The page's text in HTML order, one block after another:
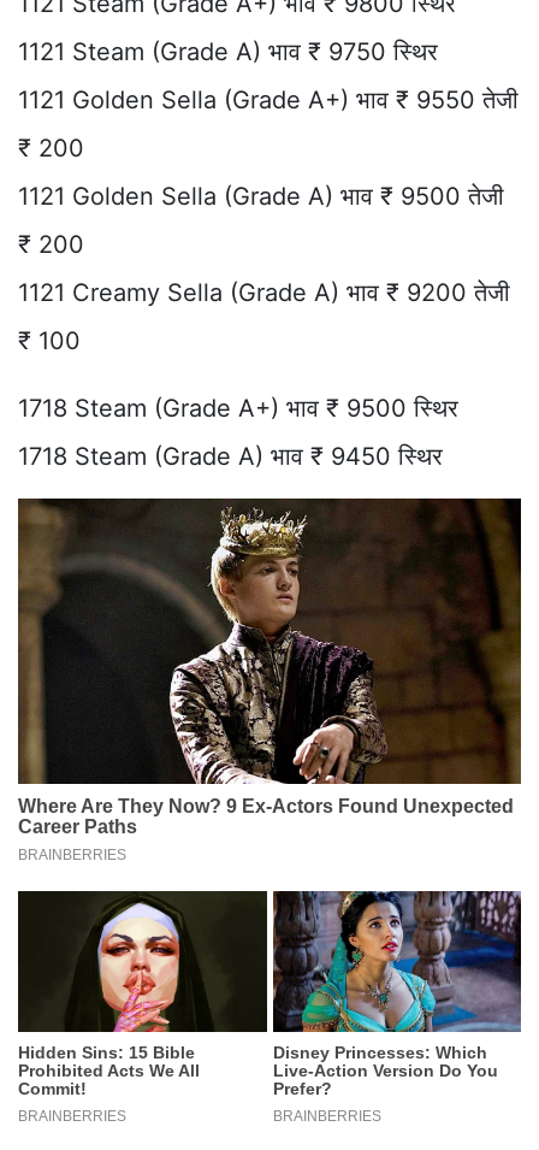
1121 Steam (Grade A) भाव ₹ 9750 स्थिर
1121 Golden Sella (Grade A+) भाव ₹ 9550 तेजी
₹ 200
1121 Golden Sella (Grade A) भाव ₹ 9500 तेजी
₹ 200
1121 Creamy Sella (Grade A) भाव ₹ 9200 तेजी
₹ 100
1718 Steam (Grade A+) भाव ₹ 9500 स्थिर
1718 Steam (Grade A) भाव ₹ 9450 स्थिर